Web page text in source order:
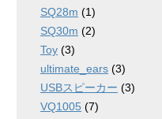
SQ28m (1)
SQ30m (2)
Toy (3)
ultimate_ears (3)
USBスピーカー (3)
VQ1005 (7)